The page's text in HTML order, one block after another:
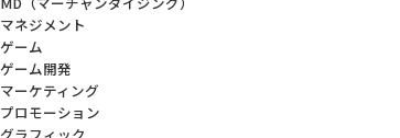
マネジメント
ゲーム
ゲーム開発
マーケティング
プロモーション